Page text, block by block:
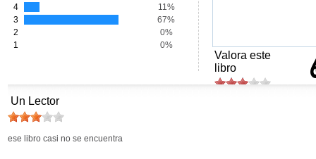
4
11%
3
67%
2
0%
1
0%
Valora este
libro
Un Lector
ese libro casi no se encuentra